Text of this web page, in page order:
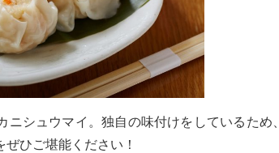
シュウマイ。独自の味付けをしているため、
ひご堪能ください！